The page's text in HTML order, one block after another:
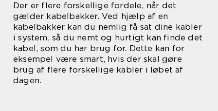
Der er flere forskellige fordele, når det
gælder kabelbakker. Ved hjælp af en
kabelbakker kan du nemlig få sat dine kabler
i system, så du nemt og hurtigt kan finde det
kabel, som du har brug for. Dette kan for
eksempel være smart, hvis der skal gøre
brug af flere forskellige kabler i løbet af
dagen.